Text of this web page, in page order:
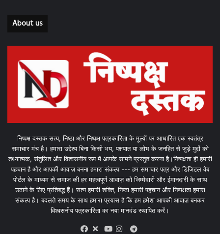
About us
निष्पक्ष दस्तक सत्य, निष्ठा और निष्पक्ष पत्रकारिता के मूल्यों पर आधारित एक स्वतंत्र
समाचार मंच है। हमारा उद्देश्य बिना किसी भय, पक्षपात या लोभ के जनहित से जुड़े मुद्दों को
तथ्यात्मक, संतुलित और विश्वसनीय रूप में आपके सामने प्रस्तुत करना है।निष्पक्षता ही हमारी
पहचान है और आपकी आवाज़ बनना हमारा संकल्प --- हम समाचार पत्र और डिजिटल वेब
पोर्टल के माध्यम से समाज की हर महत्वपूर्ण आवाज़ को जिम्मेदारी और ईमानदारी के साथ
उठाने के लिए प्रतिबद्ध हैं। सत्य हमारी शक्ति, निष्ठा हमारी पहचान और निष्पक्षता हमारा
संकल्प है। बदलते समय के साथ हमारा प्रयास है कि हम हमेशा आपकी आवाज़ बनकर
विश्वसनीय पत्रकारिता का नया मानदंड स्थापित करें।
X
Telegram